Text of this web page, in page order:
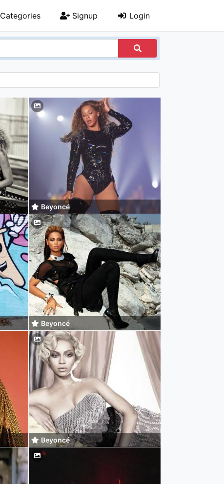
Categories Signup Login
Beyoncé
Beyoncé
Beyoncé